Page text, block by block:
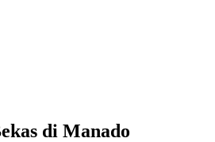
di Manado